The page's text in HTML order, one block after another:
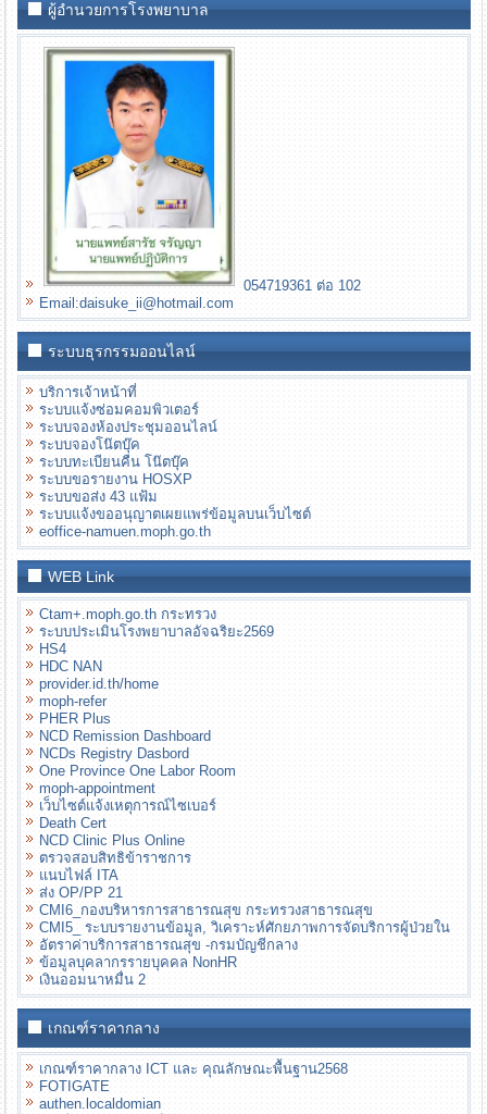
ผู้อำนวยการโรงพยาบาล
054719361 ต่อ 102
Email:daisuke_ii@hotmail.com
ระบบธุรกรรมออนไลน์
บริการเจ้าหน้าที่
ระบบแจ้งซ่อมคอมพิวเตอร์
ระบบจองห้องประชุมออนไลน์
ระบบจองโน๊ตบุ๊ค
ระบบทะเบียนคืน โน๊ตบุ๊ค
ระบบขอรายงาน HOSXP
ระบบขอส่ง 43 แฟ้ม
ระบบแจ้งขออนุญาตเผยแพร่ข้อมูลบนเว็บไซต์
eoffice-namuen.moph.go.th
WEB Link
Ctam+.moph.go.th กระทรวง
ระบบประเมินโรงพยาบาลอัจฉริยะ2569
HS4
HDC NAN
provider.id.th/home
moph-refer
PHER Plus
NCD Remission Dashboard
NCDs Registry Dasbord
One Province One Labor Room
moph-appointment
เว็บไซต์แจ้งเหตุการณ์ไซเบอร์
Death Cert
NCD Clinic Plus Online
ตรวจสอบสิทธิข้าราชการ
แนบไฟล์ ITA
ส่ง OP/PP 21
CMI6_กองบริหารการสาธารณสุข กระทรวงสาธารณสุข
CMI5_ ระบบรายงานข้อมูล, วิเคราะห์ศักยภาพการจัดบริการผู้ป่วยใน
อัตราค่าบริการสาธารณสุข -กรมบัญชีกลาง
ข้อมูลบุคลากรรายบุคคล NonHR
เงินออมนาหมื่น 2
เกณฑ์ราคากลาง
เกณฑ์ราคากลาง ICT และ คุณลักษณะพื้นฐาน2568
FOTIGATE
authen.localdomian